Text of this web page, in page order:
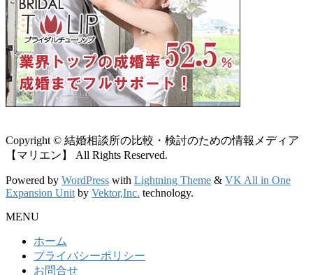
Copyright © 結婚相談所の比較・検討のための情報メディア
【マリエン】 All Rights Reserved.
Powered by WordPress with Lightning Theme & VK All in One
Expansion Unit by Vektor,Inc. technology.
MENU
ホーム
プライバシーポリシー
お問合せ